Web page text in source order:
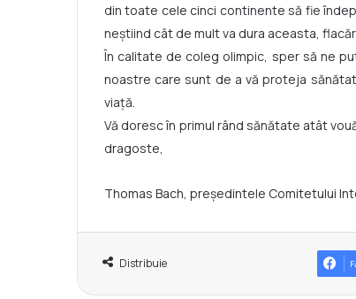
din toate cele cinci continente să fie
neștiind cât de mult va dura aceasta,
În calitate de coleg olimpic, sper să ne
noastre care sunt de a vă proteja
viață.
Vă doresc în primul rând sănătate atât
dragoste,
Thomas Bach, președintele Comitetului
Distribuie